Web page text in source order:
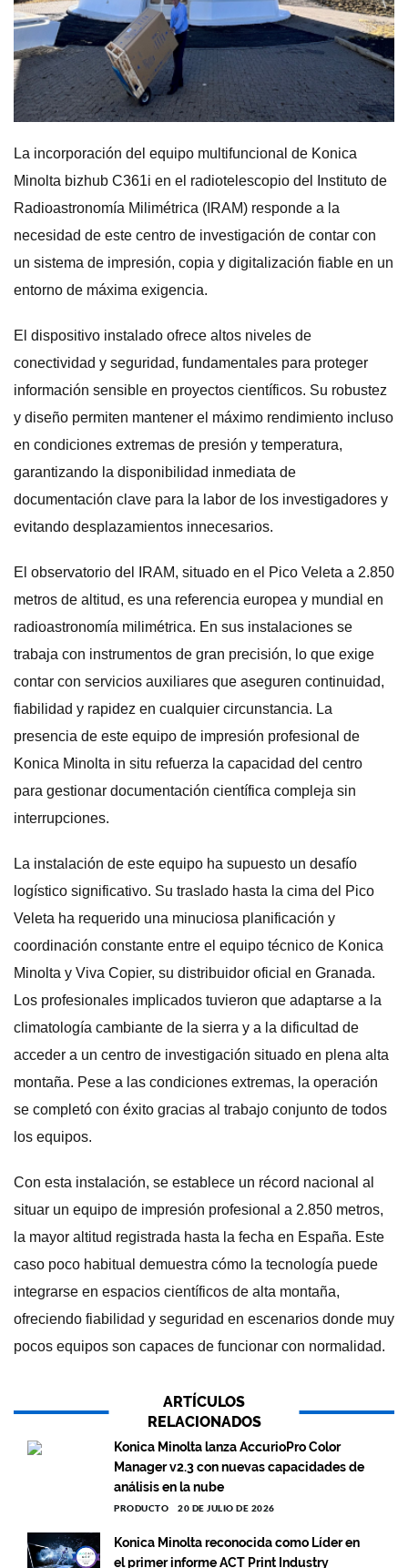
La incorporación del equipo multifuncional de Konica
Minolta bizhub C361i en el radiotelescopio del Instituto de
Radioastronomía Milimétrica (IRAM) responde a la
necesidad de este centro de investigación de contar con
un sistema de impresión, copia y digitalización fiable en un
entorno de máxima exigencia.
El dispositivo instalado ofrece altos niveles de
conectividad y seguridad, fundamentales para proteger
información sensible en proyectos científicos. Su robustez
y diseño permiten mantener el máximo rendimiento incluso
en condiciones extremas de presión y temperatura,
garantizando la disponibilidad inmediata de
documentación clave para la labor de los investigadores y
evitando desplazamientos innecesarios.
El observatorio del IRAM, situado en el Pico Veleta a 2.850
metros de altitud, es una referencia europea y mundial en
radioastronomía milimétrica. En sus instalaciones se
trabaja con instrumentos de gran precisión, lo que exige
contar con servicios auxiliares que aseguren continuidad,
fiabilidad y rapidez en cualquier circunstancia. La
presencia de este equipo de impresión profesional de
Konica Minolta in situ refuerza la capacidad del centro
para gestionar documentación científica compleja sin
interrupciones.
La instalación de este equipo ha supuesto un desafío
logístico significativo. Su traslado hasta la cima del Pico
Veleta ha requerido una minuciosa planificación y
coordinación constante entre el equipo técnico de Konica
Minolta y Viva Copier, su distribuidor oficial en Granada.
Los profesionales implicados tuvieron que adaptarse a la
climatología cambiante de la sierra y a la dificultad de
acceder a un centro de investigación situado en plena alta
montaña. Pese a las condiciones extremas, la operación
se completó con éxito gracias al trabajo conjunto de todos
los equipos.
Con esta instalación, se establece un récord nacional al
situar un equipo de impresión profesional a 2.850 metros,
la mayor altitud registrada hasta la fecha en España. Este
caso poco habitual demuestra cómo la tecnología puede
integrarse en espacios científicos de alta montaña,
ofreciendo fiabilidad y seguridad en escenarios donde muy
pocos equipos son capaces de funcionar con normalidad.
ARTÍCULOS
RELACIONADOS
Konica Minolta lanza AccurioPro Color
Manager v2.3 con nuevas capacidades de
análisis en la nube
PRODUCTO 20 DE JULIO DE 2026
Konica Minolta reconocida como Líder en
el primer informe ACT Print Industry